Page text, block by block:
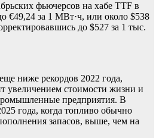
фьючерсов на хабе TTF в
€49,24 за 1 МВт·ч, или около $538
до $527 за 1 тыс.
ниже рекордов 2022 года,
увеличением стоимости жизни и
предприятия. В
года, когда топливо обычно
запасов, выше, чем на